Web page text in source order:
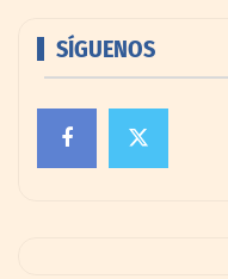
SÍGUENOS